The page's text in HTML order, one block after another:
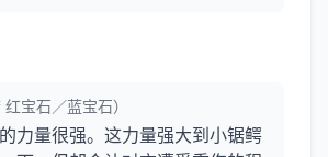
宝石／蓝宝石）
力量很强。这力量强大到小锯鳄